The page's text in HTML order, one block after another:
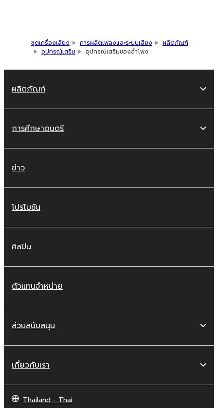
ชุดเครื่องเสียง การผลิตเพลงและระบบเสียง
ผลิตภัณฑ์
อุปกรณ์เสริม
อุปกรณ์เสริมของลำโพง
ผลิตภัณฑ์
การศึกษาดนตรี
ข่าว
โปรโมชัน
ศิลปิน
ตัวแทนจำหน่าย
ส่วนสนับสนุน
เกี่ยวกับเรา
Thailand - Thai